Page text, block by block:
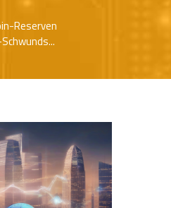
Reserven